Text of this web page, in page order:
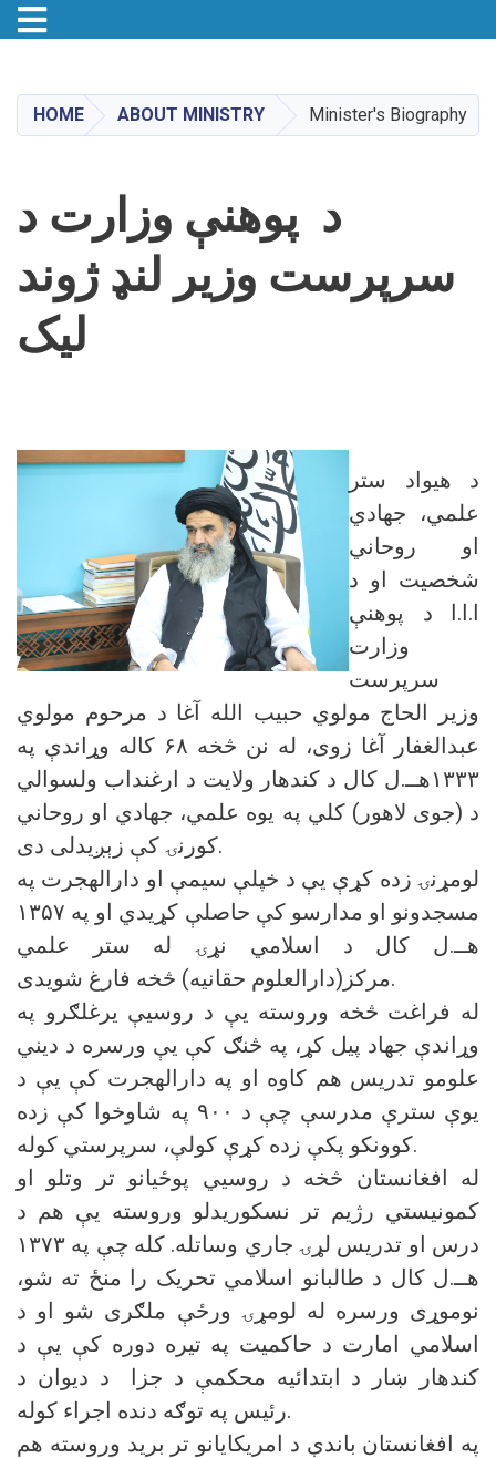
main
content
Toggle navigation
HOME ABOUT MINISTRY Minister's Biography
د پوهنې وزارت د
سرپرست وزیر لنډ ژوند
لیک
د هیواد ستر
علمي، جهادي
او روحاني
شخصیت او د
ا.ا.ا د پوهنې
وزارت
سرپرست
وزیر الحاج مولوي حبیب الله آغا د مرحوم مولوي
عبدالغفار آغا زوی، له نن څخه ۶۸ کاله وړاندې په
۱۳۳۳هــ.ل کال د کندهار ولایت د ارغنداب ولسوالي
د (جوی لاهور) کلي په یوه علمي، جهادي او روحاني
کورنۍ کې زېږیدلی دی.
لومړنۍ زده کړې یې د خپلې سیمې او دارالهجرت په
مسجدونو او مدارسو کې حاصلې کړیدي او په ۱۳۵۷
هــ.ل کال د اسلامي نړۍ له ستر علمي
مرکز(دارالعلوم حقانیه) څخه فارغ شویدی.
له فراغت څخه وروسته یې د روسیې یرغلګرو په
وړاندې جهاد پیل کړ، په څنګ کې یې ورسره د دیني
علومو تدریس هم کاوه او په دارالهجرت کې یې د
یوې سترې مدرسې چې د ۹۰۰ په شاوخوا کې زده
کوونکو پکې زده کړې کولې، سرپرستي کوله.
له افغانستان څخه د روسيي پوځیانو تر وتلو او
کمونیستي رژیم تر نسکوریدلو وروسته یې هم د
درس او تدریس لړۍ جاري وساتله. کله چې په ۱۳۷۳
هــ.ل کال د طالبانو اسلامي تحریک را منځ ته شو،
نوموړی ورسره له لومړۍ ورځې ملګری شو او د
اسلامي امارت د حاکمیت په تیره دوره کې یې د
کندهار ښار د ابتدائیه محکمې د جزا د دیوان د
رئیس په توګه دنده اجراء کوله.
په افغانستان باندې د امریکایانو تر برید وروسته هم